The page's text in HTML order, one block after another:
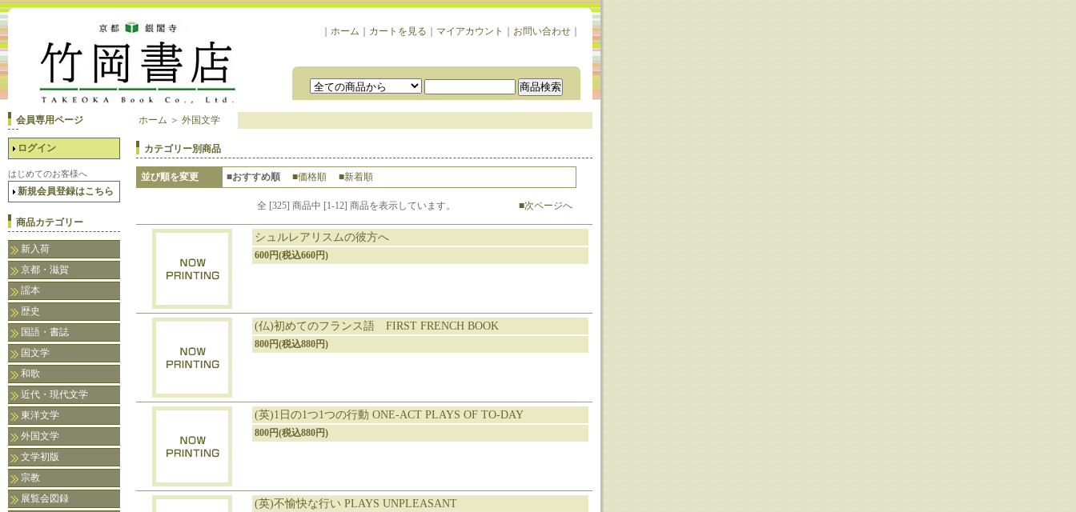
ホーム カートを見る マイアカウント お問い合わせ
会員専用ページ
ログイン
はじめてのお客様へ
新規会員登録はこちら
商品カテゴリー
新入荷
京都・滋賀
謡本
歴史
国語・書誌
国文学
和歌
近代・現代文学
東洋文学
外国文学
文学初版
宗教
展覧会図録
ホーム ＞ 外国文学
カテゴリー別商品
並び順を変更 ■おすすめ順 ■価格順 ■新着順
全 [325] 商品中 [1-12] 商品を表示しています。 ■次ページへ
シュルレアリスムの彼方へ
600円(税込660円)
(仏)初めてのフランス語 FIRST FRENCH BOOK
800円(税込880円)
(英)1日の1つ1つの行動 ONE-ACT PLAYS OF TO-DAY
800円(税込880円)
(英)不愉快な行い PLAYS UNPLEASANT